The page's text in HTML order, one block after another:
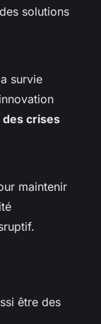
solutions
survie
crises
maintenir
être des